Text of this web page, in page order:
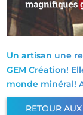
Un artisan une
GEM Création!
monde minéral!
RETOUR